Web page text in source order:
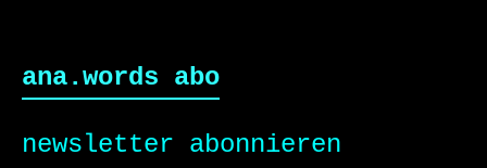
ana.words abo
newsletter abonnieren